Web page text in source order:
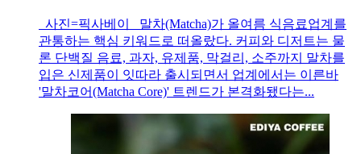
사진=픽사베이 말차(Matcha)가 올여름 식음료업계를
관통하는 핵심 키워드로 떠올랐다. 커피와 디저트는 물
론 단백질 음료, 과자, 유제품, 막걸리, 소주까지 말차를
입은 신제품이 잇따라 출시되면서 업계에서는 이른바
'말차코어(Matcha Core)' 트렌드가 본격화됐다는...